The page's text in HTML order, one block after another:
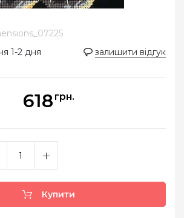
1-2 дня
залишити відгук
618 грн.
Купити